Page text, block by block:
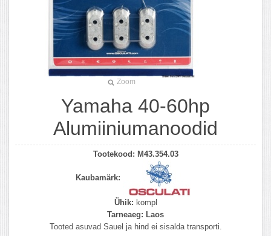
Zoom
Yamaha 40-60hp
Alumiiniumanoodid
Tootekood: M43.354.03
Kaubamärk:
Ühik: kompl
Tarneaeg: Laos
Tooted asuvad Sauel ja hind ei sisalda transporti.